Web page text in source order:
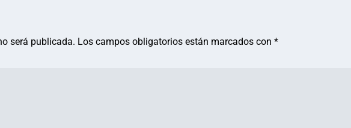
será publicada. Los campos obligatorios están marcados con*